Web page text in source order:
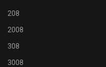
208
2008
308
3008